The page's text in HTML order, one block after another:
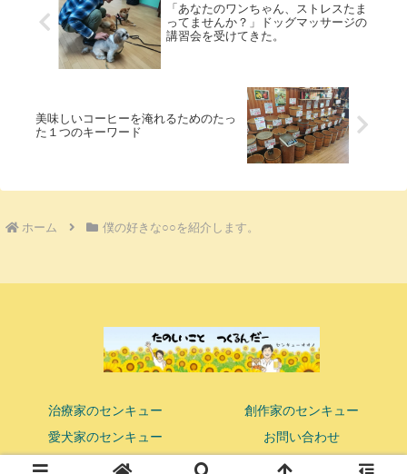
「あなたのワンちゃん、ストレスたま
ってませんか？」ドッグマッサージの
講習会を受けてきた。
美味しいコーヒーを淹れるためのたっ
た１つのキーワード
ホーム 僕の好きな○○を紹介します。
治療家のセンキュー
創作家のセンキュー
愛犬家のセンキュー
お問い合わせ
© 2018 ココロまで響かせる鍼灸マッサージ師 センキューオオノ.